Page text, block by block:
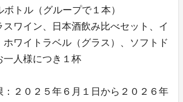
トル（グループで１本）
ワイン、日本酒飲み比べセット、イ
ワイトラベル（グラス）、ソフトド
一人様につき１杯
２０２５年６月１日から２０２６年